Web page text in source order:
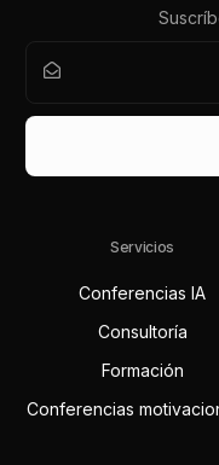
Servicios
Conferencias IA
Consultoría
Formación
Conferencias